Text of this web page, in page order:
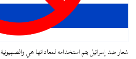
شعار ضد إسرائيل يتم استخدامه لمعاداتها هي والصهيونية